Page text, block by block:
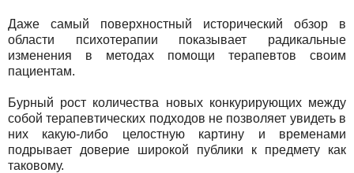
Даже самый поверхностный исторический обзор в
области психотерапии показывает радикальные
изменения в методах помощи терапевтов своим
пациентам.
Бурный рост количества новых конкурирующих между
собой терапевтических подходов не позволяет увидеть в
них какую-либо целостную картину и временами
подрывает доверие широкой публики к предмету как
таковому.